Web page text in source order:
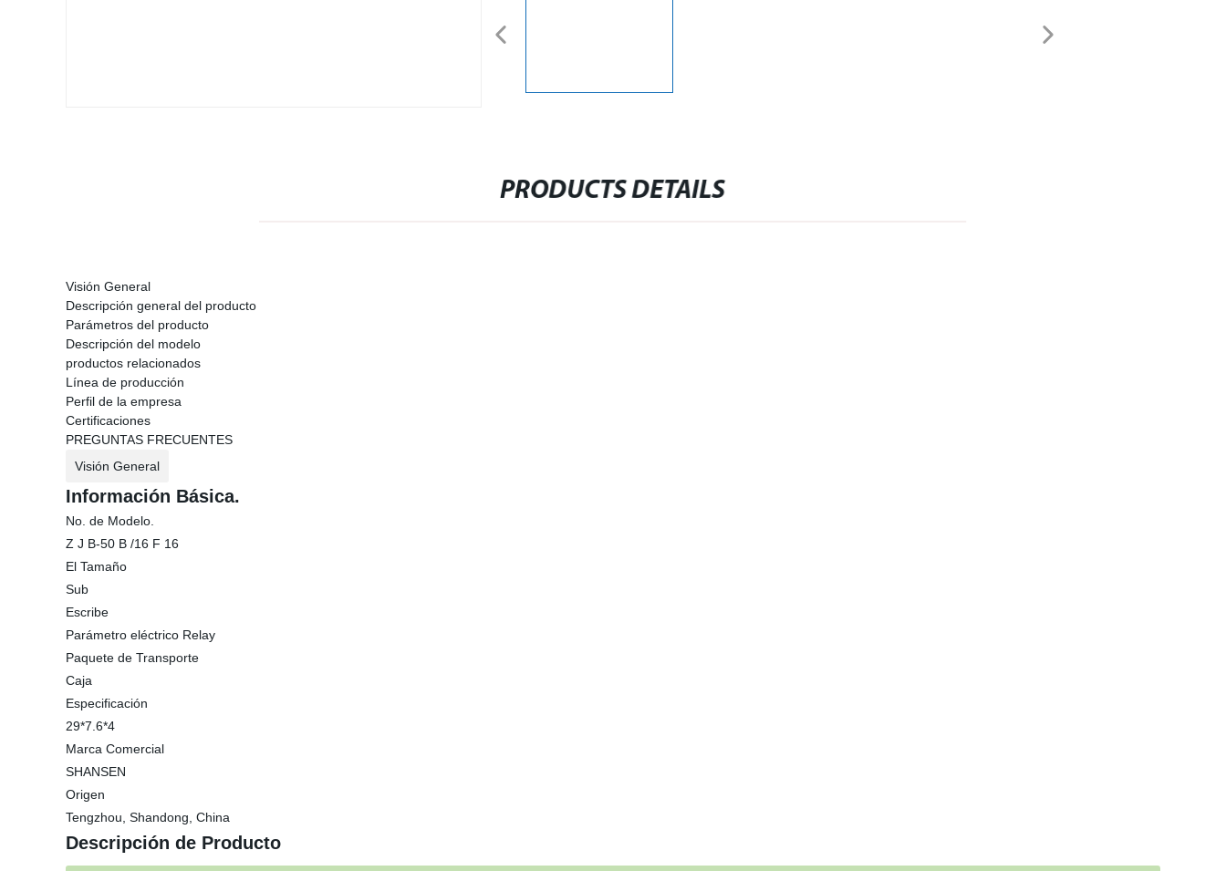
PRODUCTS DETAILS
Visión General
Descripción general del producto
Parámetros del producto
Descripción del modelo
productos relacionados
Línea de producción
Perfil de la empresa
Certificaciones
PREGUNTAS FRECUENTES
Visión General
Información Básica.
No. de Modelo.
Z J B-50 B /16 F 16
El Tamaño
Sub
Escribe
Parámetro eléctrico Relay
Paquete de Transporte
Caja
Especificación
29*7.6*4
Marca Comercial
SHANSEN
Origen
Tengzhou, Shandong, China
Descripción de Producto